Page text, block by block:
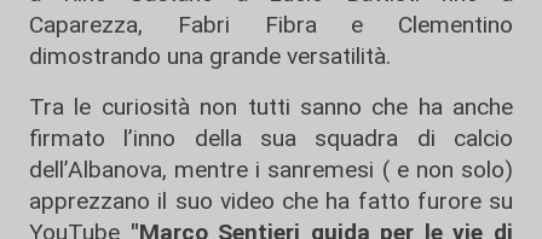
Caparezza, Fabri Fibra e Clementino
dimostrando una grande versatilità.
Tra le curiosità non tutti sanno che ha anche
firmato l’inno della sua squadra di calcio
dell’Albanova, mentre i sanremesi ( e non solo)
apprezzano il suo video che ha fatto furore su
YouTube "Marco Sentieri guida per le vie di